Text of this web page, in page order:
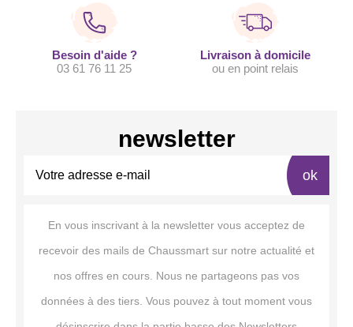
Besoin d'aide ?
03 61 76 11 25
Livraison à domicile
ou en point relais
newsletter
ok
En vous inscrivant à la newsletter vous acceptez de
recevoir des mails de Chaussmart sur notre actualité et
nos offres en cours. Nous ne partageons pas vos
données à des tiers. Vous pouvez à tout moment vous